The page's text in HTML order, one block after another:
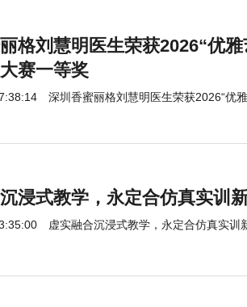
格刘慧明医生荣获2026“优
赛一等奖
深圳香蜜丽格刘慧明医生荣获2026“优
浸式教学，永定合仿真实训
虚实融合沉浸式教学，永定合仿真实训